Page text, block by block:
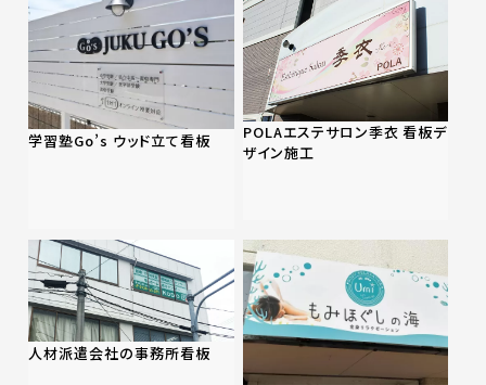
学習塾Go’s ウッド立て看板
POLAエステサロン季衣 看板デ
ザイン施工
人材派遣会社の事務所看板